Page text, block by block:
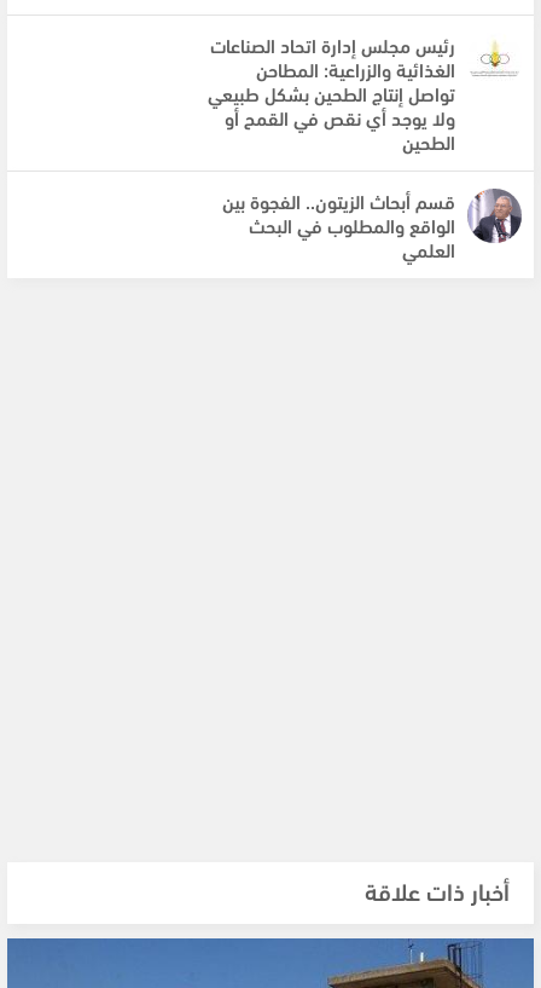
رئيس مجلس إدارة اتحاد الصناعات
الغذائية والزراعية: المطاحن
تواصل إنتاج الطحين بشكل طبيعي
ولا يوجد أي نقص في القمح أو
الطحين
قسم أبحاث الزيتون.. الفجوة بين
الواقع والمطلوب في البحث
العلمي
أخبار ذات علاقة